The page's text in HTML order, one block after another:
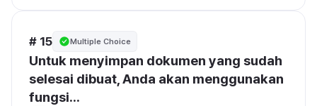
# 15 Multiple Choice
Untuk menyimpan dokumen yang sudah
selesai dibuat, Anda akan menggunakan
fungsi...